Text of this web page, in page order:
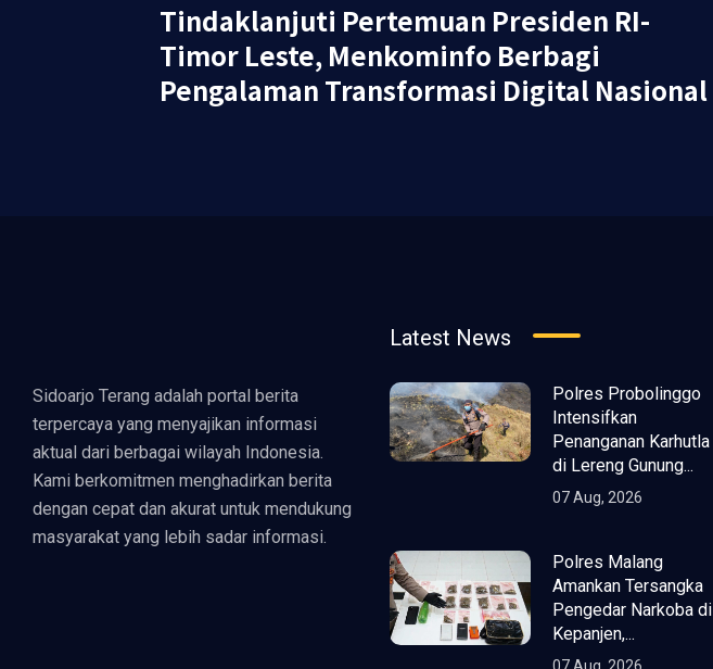
Tindaklanjuti Pertemuan Presiden RI-
Timor Leste, Menkominfo Berbagi
Pengalaman Transformasi Digital Nasional
Sidoarjo Terang adalah portal berita
terpercaya yang menyajikan informasi
aktual dari berbagai wilayah Indonesia.
Kami berkomitmen menghadirkan berita
dengan cepat dan akurat untuk mendukung
masyarakat yang lebih sadar informasi.
Latest News
Polres Probolinggo
Intensifkan
Penanganan Karhutla
di Lereng Gunung...
07 Aug, 2026
Polres Malang
Amankan Tersangka
Pengedar Narkoba di
Kepanjen,...